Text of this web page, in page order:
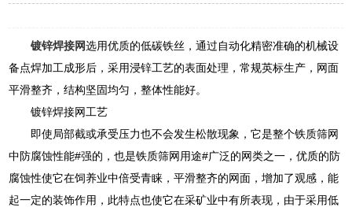
镀锌焊接网选用优质的低碳铁丝，通过自动化精密准确的机械设
备点焊加工成形后，采用浸锌工艺的表面处理，常规英标生产，网面
平滑整齐，结构坚固均匀，整体性能好。
镀锌焊接网工艺
即使局部截或承受压力也不会发生松散现象，它是整个铁质筛网
中防腐蚀性能#强的，也是铁质筛网用途#广泛的网类之一，优质的防
腐蚀性使它在饲养业中倍受青睐，平滑整齐的网面，增加了观感，能
起一定的装饰作用，此特点也使它在采矿业中有所表现，由于采用低